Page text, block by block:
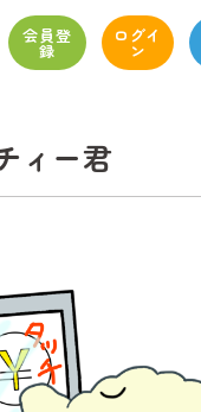
会員登
録
ログイ
ン
ィー君